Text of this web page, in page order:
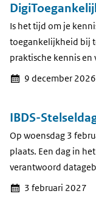
Is het tijd om je
toegankelijkheid bij
praktische kennis en
9 december 2026
IBDS-
Op woensdag 3
plaats. Een dag in
verantwoord
3 februari 2027